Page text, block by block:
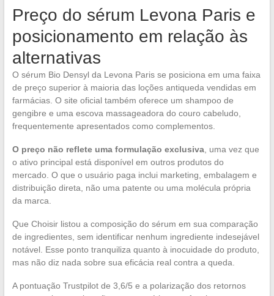
Preço do sérum Levona Paris e
posicionamento em relação às
alternativas
O sérum Bio Densyl da Levona Paris se posiciona em uma faixa
de preço superior à maioria das loções antiqueda vendidas em
farmácias. O site oficial também oferece um shampoo de
gengibre e uma escova massageadora do couro cabeludo,
frequentemente apresentados como complementos.
O preço não reflete uma formulação exclusiva, uma vez que
o ativo principal está disponível em outros produtos do
mercado. O que o usuário paga inclui marketing, embalagem e
distribuição direta, não uma patente ou uma molécula própria
da marca.
Que Choisir listou a composição do sérum em sua comparação
de ingredientes, sem identificar nenhum ingrediente indesejável
notável. Esse ponto tranquiliza quanto à inocuidade do produto,
mas não diz nada sobre sua eficácia real contra a queda.
A pontuação Trustpilot de 3,6/5 e a polarização dos retornos